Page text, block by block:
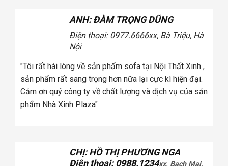
ANH: ĐÀM TRỌNG DŨNG
Điện thoại: 0977.6666xx, Bà Triệu, Hà
Nội
"Tôi rất hài lòng về sản phẩm sofa tại Nội Thất Xinh ,
sản phẩm rất sang trọng hơn nữa lại cực kì hiện đại.
Cảm ơn quý công ty về chất lượng và dịch vụ của sản
phẩm Nhà Xinh Plaza"
CHỊ: HỒ THỊ PHƯƠNG NGA
Điện thoại: 0988.1234xx, Bạch Mai,